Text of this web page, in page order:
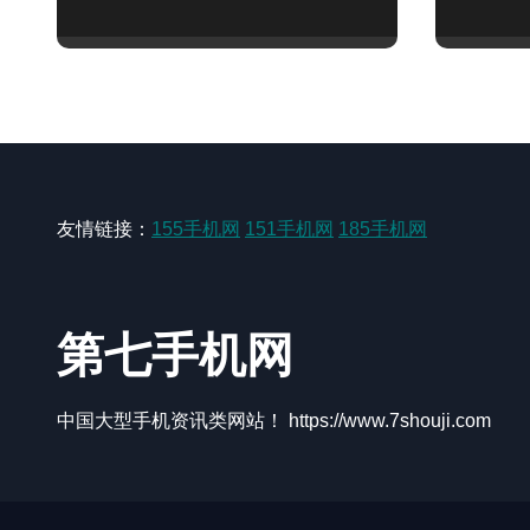
友情链接： 155手机网 151手机网 185手机网
第七手机网
中国大型手机资讯类网站！ https://www.7shouji.com